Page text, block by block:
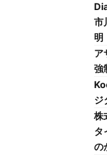
市
明
ア
強
ジ
株
タ
の